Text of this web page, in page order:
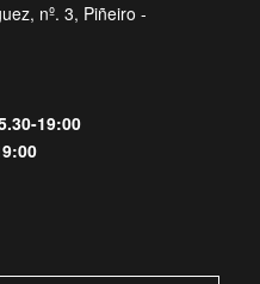
nº. 3, Piñeiro -
19:00